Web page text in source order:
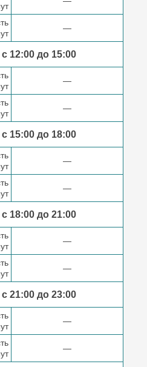
—
12:00 до 15:00
—
—
15:00 до 18:00
—
—
18:00 до 21:00
—
—
21:00 до 23:00
—
—